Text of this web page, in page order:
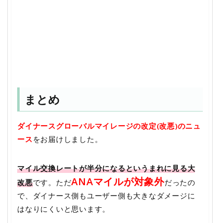
まとめ
ダイナースグローバルマイレージの改定(改悪)のニュ
ース をお届けしました。
マイル交換レートが半分になるというまれに見る大
改悪です。ただANAマイルが対象外だったの
で、ダイナース側もユーザー側も大きなダメージに
はなりにくいと思います。